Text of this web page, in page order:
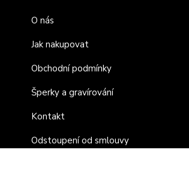
O nás
Jak nakupovat
Obchodní podmínky
Šperky a gravírování
Kontakt
Odstoupení od smlouvy